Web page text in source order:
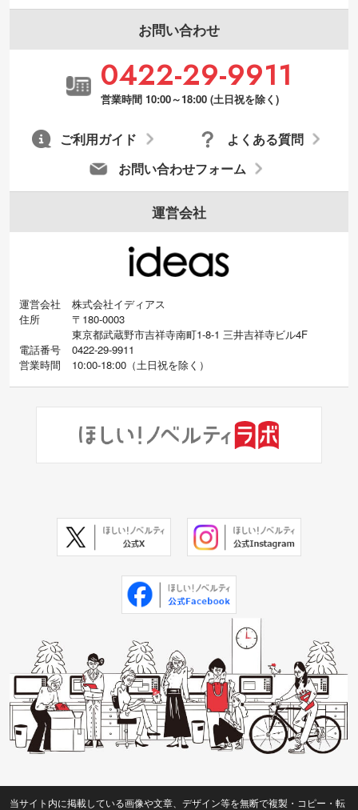
お問い合わせ
0422-29-9911
営業時間 10:00～18:00 (土日祝を除く)
お問い合わせフォーム
よくある質問
ご利用ガイド
運営会社
運営会社
株式会社イディアス
住所
〒180-0003
東京都武蔵野市吉祥寺南町1-8-1 三井吉祥寺ビル4F
電話番号
0422-29-9911
営業時間
10:00-18:00（土日祝を除く）
当サイト内に掲載している画像や文章、デザイン等を無断で複製・コピー・転